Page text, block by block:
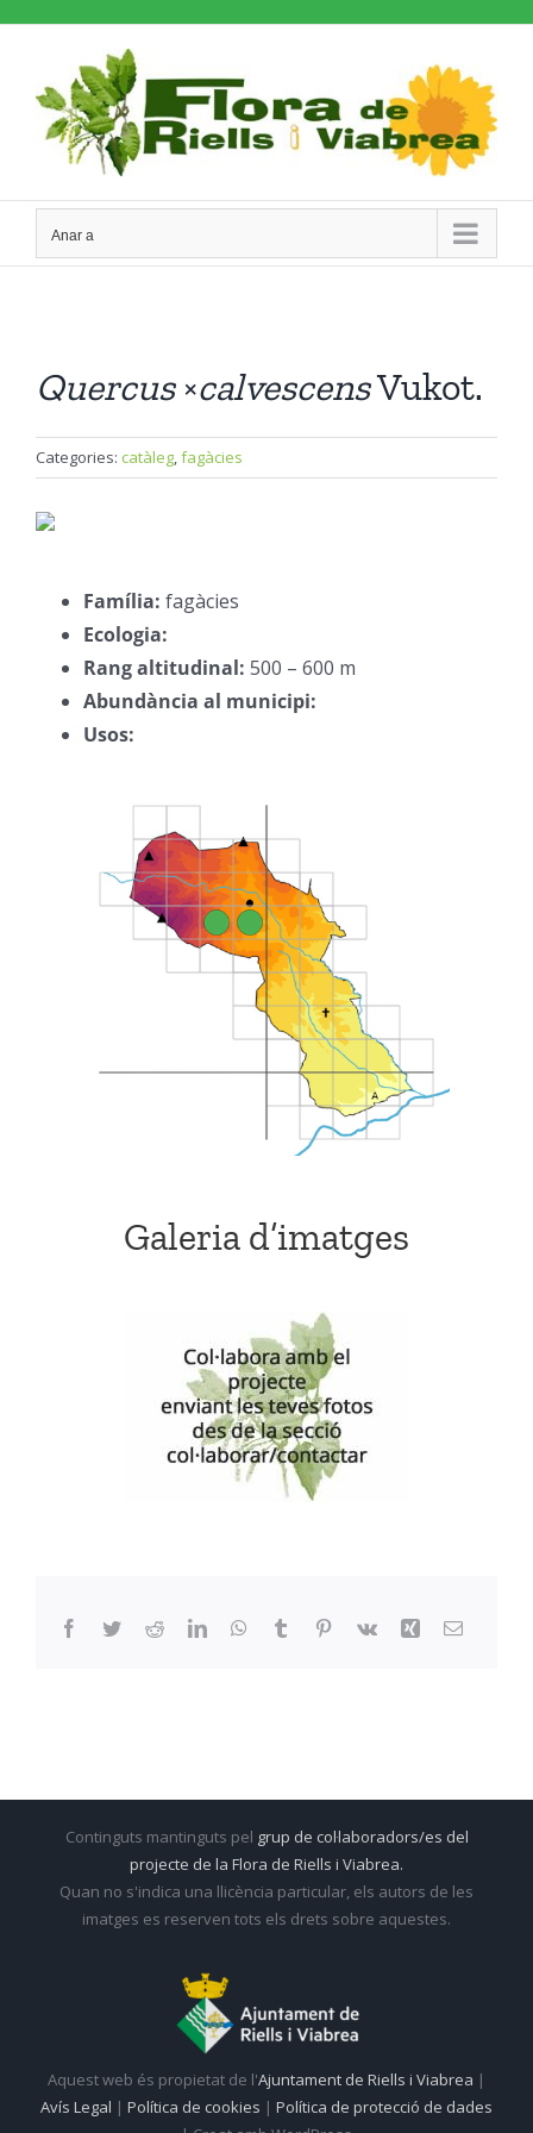
content
Anar a
Quercus×calvescensVukot.
Categories: catàleg,fagàcies
Família: fagàcies
Ecologia:
Rang altitudinal: 500 – 600 m
Abundància al municipi:
Usos:
Galeria d’imatges
Facebook
TwitterRedditLinkedInWhatsApp
Tumblr Pinterest
Vk Xing Email:
Continguts mantinguts pel grup de col·laboradors/es del
projecte de la Flora de Riells i Viabrea.
Quan no s'indica una llicència particular, els autors de les
imatges es reserven tots els drets sobre aquestes.
Aquest web és propietat de l'Ajuntament de Riells i Viabrea |
Avís Legal | Política de cookies | Política de protecció de dades